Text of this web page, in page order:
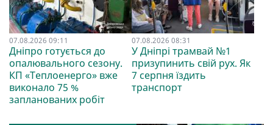
07.08.2026 09:11
Дніпро готується до
опалювального сезону.
КП «Теплоенерго» вже
виконало 75 %
запланованих робіт
07.08.2026 08:31
У Дніпрі трамвай №1
призупинить свій рух. Як
7 серпня їздить
транспорт